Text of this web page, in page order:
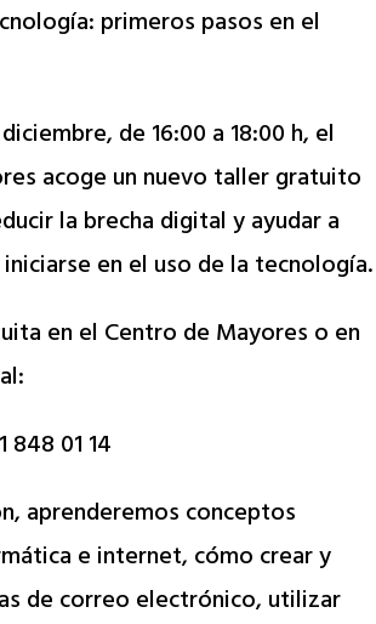
primeros pasos en el
de 16:00 a 18:00 h, el
acoge un nuevo taller gratuito
la brecha digital y ayudar a
en el uso de la tecnología.
en el Centro de Mayores o en
848 01 14
aprenderemos conceptos
e internet, cómo crear y
de correo electrónico, utilizar